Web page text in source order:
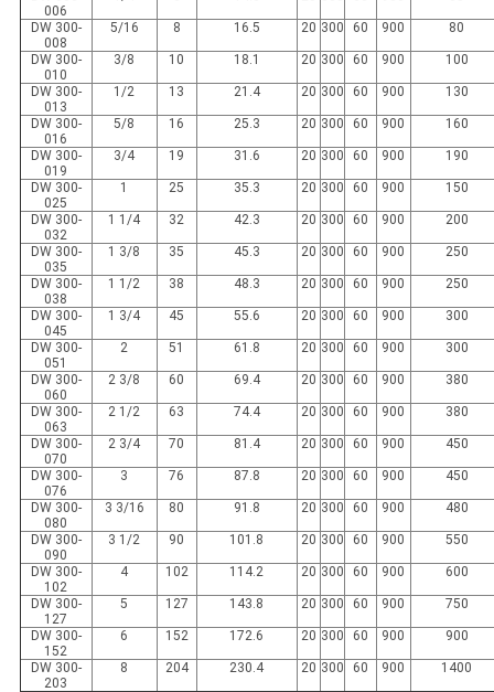
006
DW 300-
008
5/16 8 16.5 20 300 60 900 80
DW 300-
010
3/8 10 18.1 20 300 60 900 100
DW 300-
013
1/2 13 21.4 20 300 60 900 130
DW 300-
016
5/8 16 25.3 20 300 60 900 160
DW 300-
019
3/4 19 31.6 20 300 60 900 190
DW 300-
025
1 25 35.3 20 300 60 900 150
DW 300-
032
1 1/4 32 42.3 20 300 60 900 200
DW 300-
035
1 3/8 35 45.3 20 300 60 900 250
DW 300-
038
1 1/2 38 48.3 20 300 60 900 250
DW 300-
045
1 3/4 45 55.6 20 300 60 900 300
DW 300-
051
2 51 61.8 20 300 60 900 300
DW 300-
060
2 3/8 60 69.4 20 300 60 900 380
DW 300-
063
2 1/2 63 74.4 20 300 60 900 380
DW 300-
070
2 3/4 70 81.4 20 300 60 900 450
DW 300-
076
3 76 87.8 20 300 60 900 450
DW 300-
080
3 3/16 80 91.8 20 300 60 900 480
DW 300-
090
3 1/2 90 101.8 20 300 60 900 550
DW 300-
102
4 102 114.2 20 300 60 900 600
DW 300-
127
5 127 143.8 20 300 60 900 750
DW 300-
152
6 152 172.6 20 300 60 900 900
DW 300-
203
8 204 230.4 20 300 60 900 1400